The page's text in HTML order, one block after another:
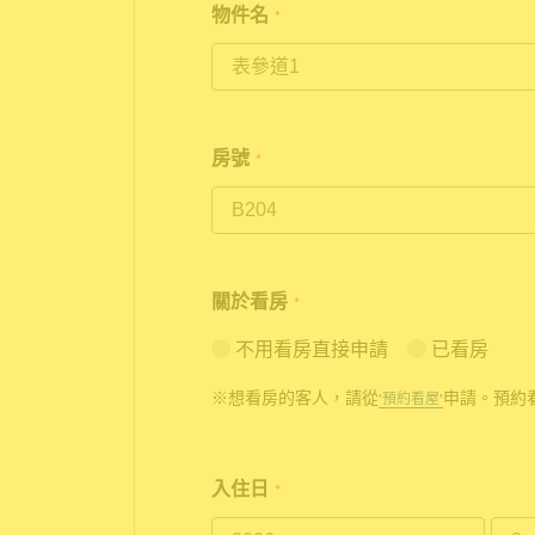
物件名 *
房號 *
關於看房 *
不用看房直接申請 已看房
※想看房的客人，請從'預約看屋'申請。預約
入住日 *